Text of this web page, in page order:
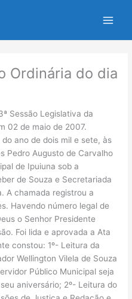
Ordinária do dia
Sessão Legislativa da
02 de maio de 2007.
do ano de dois mil e sete, às
Pedro Augusto de Carvalho
de Ipuiuna sob a
de Souza e Secretariada
A chamada registrou a
Havendo número legal de
o Senhor Presidente
Foi lida e aprovada a Ata
constou: 1º- Leitura da
Wellington Vilela de Souza
Público Municipal seja
aniversário; 2º- Leitura do